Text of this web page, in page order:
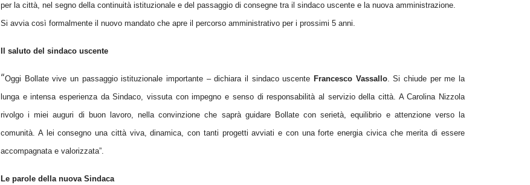
per la città, nel segno della continuità istituzionale e del passaggio di consegne tra il sindaco uscente e la nuova amministrazione.
Si avvia così formalmente il nuovo mandato che apre il percorso amministrativo per i prossimi 5 anni.
Il saluto del sindaco uscente
“Oggi Bollate vive un passaggio istituzionale importante – dichiara il sindaco uscente Francesco Vassallo. Si chiude per me la
lunga e intensa esperienza da Sindaco, vissuta con impegno e senso di responsabilità al servizio della città. A Carolina Nizzola
rivolgo i miei auguri di buon lavoro, nella convinzione che saprà guidare Bollate con serietà, equilibrio e attenzione verso la
comunità. A lei consegno una città viva, dinamica, con tanti progetti avviati e con una forte energia civica che merita di essere
accompagnata e valorizzata”.
Le parole della nuova Sindaca